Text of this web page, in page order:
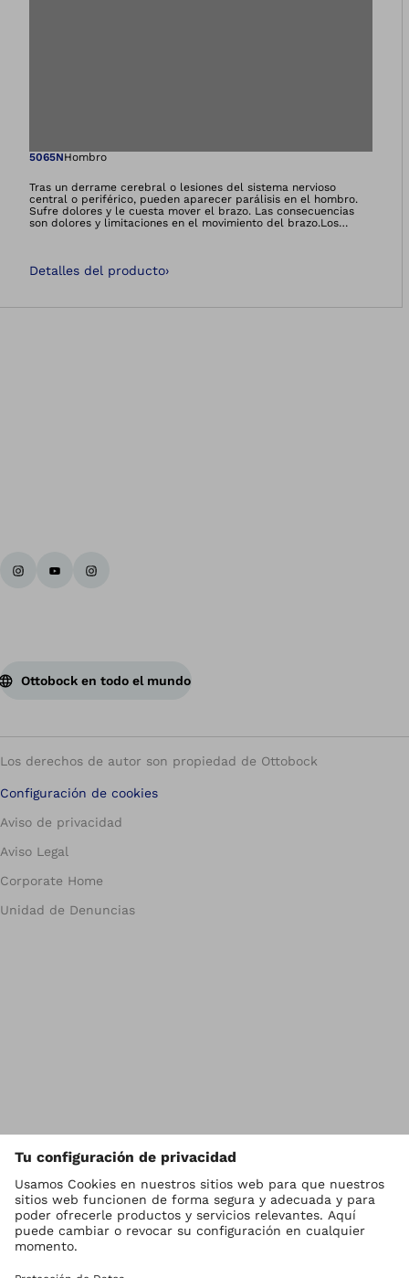
Abre la imagen
5065NHombro
Tras un derrame cerebral o lesiones del sistema nervioso
central o periférico, pueden aparecer parálisis en el hombro.
Sufre dolores y le cuesta mover el brazo. Las consecuencias
son dolores y limitaciones en el movimiento del brazo.Los
húmero en la cavidad glenoidea y reduce así la causa del dolor.
alivia los dolores y conduce, en general, a una postura corporal
Detalles del producto›
Ottobock en todo el mundo
Los derechos de autor son propiedad de Ottobock
Configuración de cookies
Aviso de privacidad
Aviso Legal
Corporate Home
Unidad de Denuncias